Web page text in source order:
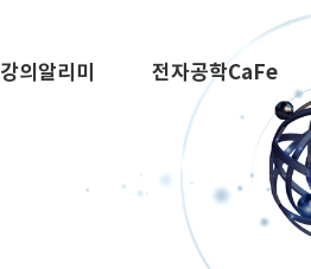
강의알리미 전자공학CaFe